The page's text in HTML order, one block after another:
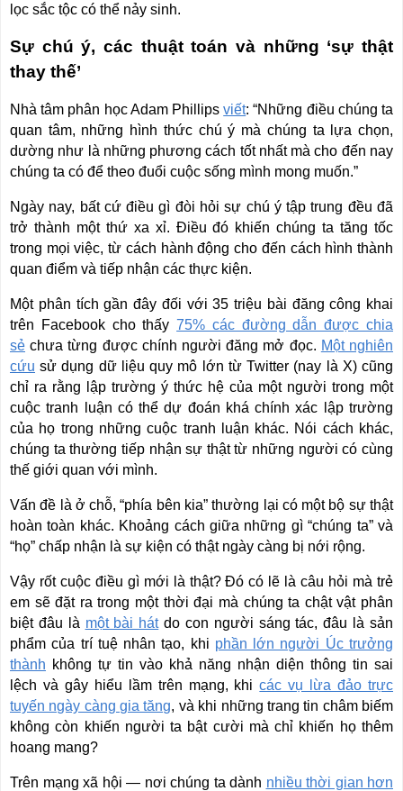
lọc sắc tộc có thể nảy sinh.
Sự chú ý, các thuật toán và những ‘sự thật
thay thế’
Nhà tâm phân học Adam Phillipsviết: “Những điều chúng ta
quan tâm, những hình thức chú ý mà chúng ta lựa chọn,
dường như là những phương cách tốt nhất mà cho đến nay
chúng ta có để theo đuổi cuộc sống mình mong muốn.”
Ngày nay, bất cứ điều gì đòi hỏi sự chú ý tập trung đều đã
trở thành một thứ xa xỉ. Điều đó khiến chúng ta tăng tốc
trong mọi việc, từ cách hành động cho đến cách hình thành
quan điểm và tiếp nhận các thực kiện.
Một phân tích gần đây đối với 35 triệu bài đăng công khai
trên Facebook cho thấy75% các đường dẫn được chia
sẻ chưa từng được chính người đăng mở đọc. Một nghiên
cứu sử dụng dữ liệu quy mô lớn từ Twitter (nay là X) cũng
chỉ ra rằng lập trường ý thức hệ của một người trong một
cuộc tranh luận có thể dự đoán khá chính xác lập trường
của họ trong những cuộc tranh luận khác. Nói cách khác,
chúng ta thường tiếp nhận sự thật từ những người có cùng
thế giới quan với mình.
Vấn đề là ở chỗ, “phía bên kia” thường lại có một bộ sự thật
hoàn toàn khác. Khoảng cách giữa những gì “chúng ta” và
“họ” chấp nhận là sự kiện có thật ngày càng bị nới rộng.
Vậy rốt cuộc điều gì mới là thật? Đó có lẽ là câu hỏi mà trẻ
em sẽ đặt ra trong một thời đại mà chúng ta chật vật phân
biệt đâu là một bài hátdo con người sáng tác, đâu là sản
phẩm của trí tuệ nhân tạo, khi phần lớn người Úc trưởng
thành không tự tin vào khả năng nhận diện thông tin sai
lệch và gây hiểu lầm trên mạng, khicác vụ lừa đảo trực
tuyến ngày càng gia tăng, và khi những trang tin châm biếm
không còn khiến người ta bật cười mà chỉ khiến họ thêm
hoang mang?
Trên mạng xã hội — nơi chúng ta dành nhiều thời gian hơn